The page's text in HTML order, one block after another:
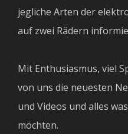
jegliche Arten der
auf zwei Rädern
Mit Enthusiasmus, viel
von uns die neuesten
und Videos und alles
möchten.